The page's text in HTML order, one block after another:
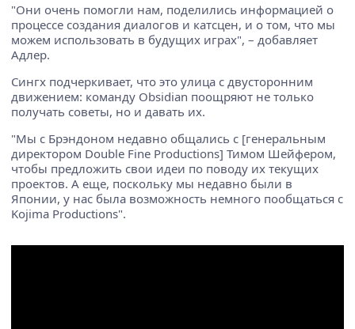
"Они очень помогли нам, поделились информацией о
процессе создания диалогов и катсцен, и о том, что мы
можем использовать в будущих играх", – добавляет
Адлер.
Сингх подчеркивает, что это улица с двусторонним
движением: команду Obsidian поощряют не только
получать советы, но и давать их.
"Мы с Брэндоном недавно общались с [генеральным
директором Double Fine Productions] Тимом Шейфером,
чтобы предложить свои идеи по поводу их текущих
проектов. А еще, поскольку мы недавно были в
Японии, у нас была возможность немного пообщаться с
Kojima Productions".